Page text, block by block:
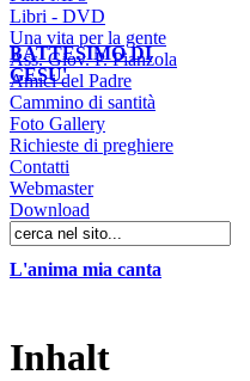
BATTESIMO DI
GESU'
L'anima mia canta
Libri - DVD
Una vita per la gente
Ass. Giov. P. Pianzola
Amici del Padre
Cammino di santità
Foto Gallery
Richieste di preghiere
Contatti
Webmaster
Download
Inhalt